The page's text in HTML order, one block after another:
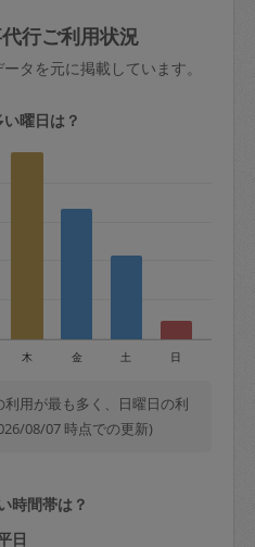
日キャンセル＝依頼
費全額
曜日午前9時開始の場
8時まで＝依頼金額の
日キャンセル＝依頼
費全額
ルする場合、毎週定
定期は月1回までキャ
の対象外となるので
照ください：初めて
行ご利用状況
タを元に掲載しています。
曜日は？
木 金 土 日
用が最も多く、日曜日の利
08/07 時点での更新)
時間帯は？
日